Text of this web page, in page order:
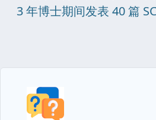
3 年博士期间发表 40 篇